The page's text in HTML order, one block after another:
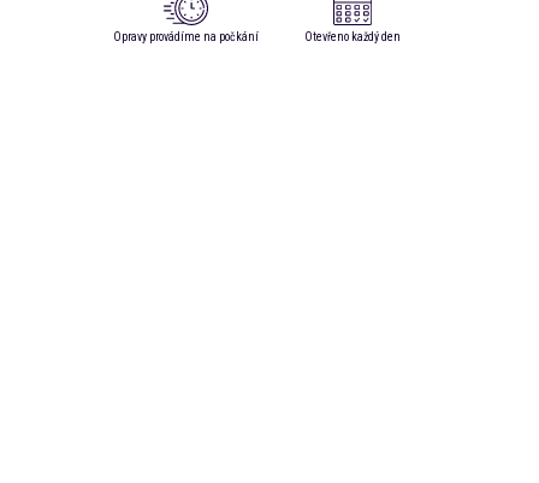
Opravy provádíme na počkání Otevřeno každý den